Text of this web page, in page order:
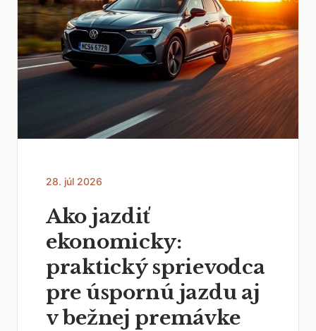
28. júl 2026
Ako jazdiť
ekonomicky:
praktický sprievodca
pre úspornú jazdu aj
v bežnej premávke